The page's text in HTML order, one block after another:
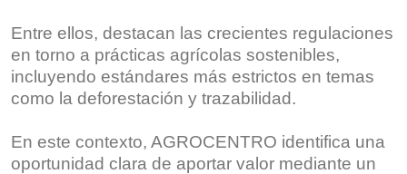
Entre ellos, destacan las crecientes regulaciones
en torno a prácticas agrícolas sostenibles,
incluyendo estándares más estrictos en temas
como la deforestación y trazabilidad.
En este contexto, AGROCENTRO identifica una
oportunidad clara de aportar valor mediante un